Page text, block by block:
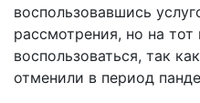
воспользовавшись
рассмотрения, но на
воспользоваться, так
отменили в период